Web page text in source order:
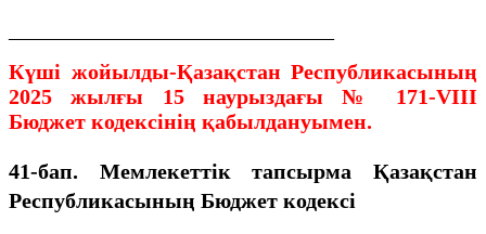
Күші жойылды-Қазақстан Республикасының
2025 жылғы 15 наурыздағы № 171-VIII
Бюджет кодексінің қабылдануымен.
41-бап. Мемлекеттік тапсырма
Қазақстан
Республикасының Бюджет кодексі